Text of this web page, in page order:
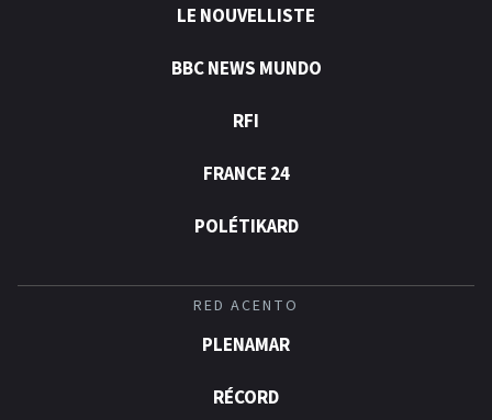
LE NOUVELLISTE
BBC NEWS MUNDO
RFI
FRANCE 24
POLÉTIKARD
RED ACENTO
PLENAMAR
RÉCORD